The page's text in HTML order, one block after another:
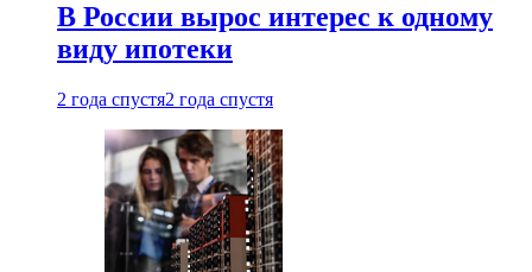
В России вырос интерес к одному
виду ипотеки
2 года спустя2 года спустя